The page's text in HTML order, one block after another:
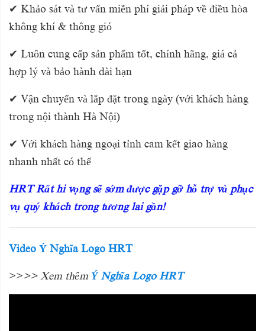
✔ Khảo sát và tư vấn miễn phí giải pháp về điều hòa
không khí & thông gió
✔ Luôn cung cấp sản phẩm tốt, chính hãng, giá cả
hợp lý và bảo hành dài hạn
✔ Vận chuyển và lắp đặt trong ngày (với khách hàng
trong nội thành Hà Nội)
✔ Với khách hàng ngoại tỉnh cam kết giao hàng
nhanh nhất có thể
HRT Rất hi vọng sẽ sớm được gặp gỡ hỗ trợ và phục
vụ quý khách trong tương lai gần!
Video Ý Nghĩa Logo HRT
>>>> Xem thêm Ý Nghĩa Logo HRT